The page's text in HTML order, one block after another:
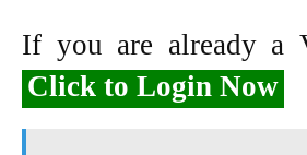
If you are already a
Click to Login Now